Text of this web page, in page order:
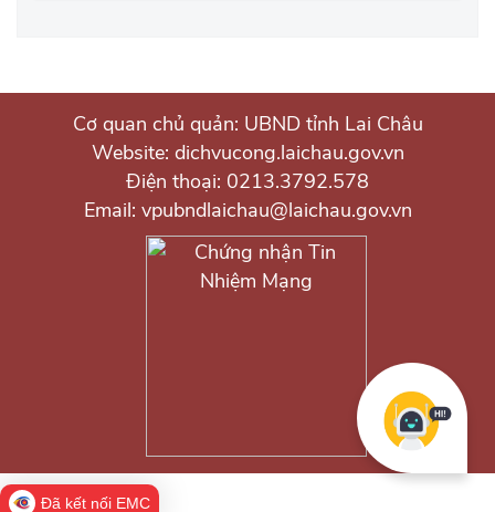
Cơ quan chủ quản: UBND tỉnh Lai Châu
Website: dichvucong.laichau.gov.vn
Điện thoại: 0213.3792.578
Email: vpubndlaichau@laichau.gov.vn
Đã kết nối EMC